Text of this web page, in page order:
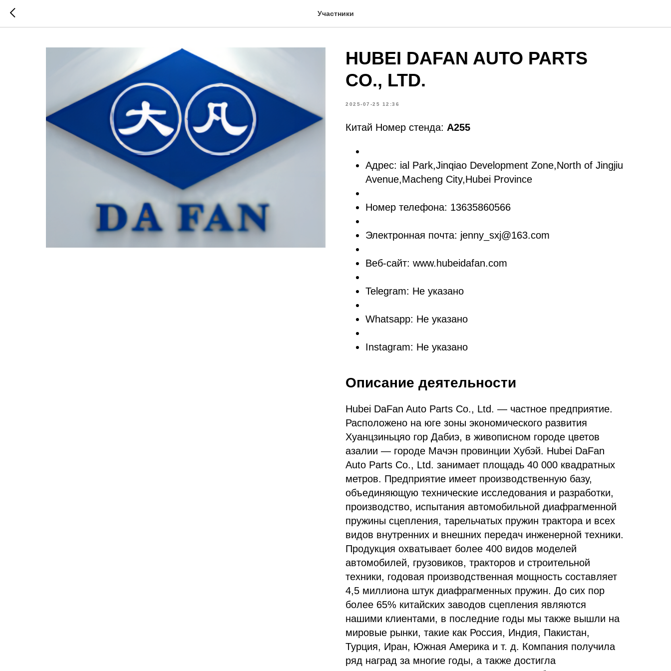
Участники
HUBEI DAFAN AUTO PARTS
CO., LTD.
2025-07-25 12:36
Китай Номер стенда: A255
Адрес: ial Park,Jinqiao Development Zone,North of Jingjiu
Avenue,Macheng City,Hubei Province
Номер телефона: 13635860566
Электронная почта: jenny_sxj@163.com
Веб-сайт: www.hubeidafan.com
Telegram: Не указано
Whatsapp: Не указано
Instagram: Не указано
Описание деятельности
Hubei DaFan Auto Parts Co., Ltd. — частное предприятие.
Расположено на юге зоны экономического развития
Хуанцзиньцяо гор Дабиэ, в живописном городе цветов
азалии — городе Мачэн провинции Хубэй. Hubei DaFan
Auto Parts Co., Ltd. занимает площадь 40 000 квадратных
метров. Предприятие имеет производственную базу,
объединяющую технические исследования и разработки,
производство, испытания автомобильной диафрагменной
пружины сцепления, тарельчатых пружин трактора и всех
видов внутренних и внешних передач инженерной техники.
Продукция охватывает более 400 видов моделей
автомобилей, грузовиков, тракторов и строительной
техники, годовая производственная мощность составляет
4,5 миллиона штук диафрагменных пружин. До сих пор
более 65% китайских заводов сцепления являются
нашими клиентами, в последние годы мы также вышли на
мировые рынки, такие как Россия, Индия, Пакистан,
Турция, Иран, Южная Америка и т. д. Компания получила
ряд наград за многие годы, а также достигла